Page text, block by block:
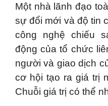
Một nhà lãnh đạo
sự đổi mới và độ tin
công nghệ chiếu
động của tổ chức
người và giao dịch
cơ hội tạo ra giá trị
Chuỗi giá trị có thể